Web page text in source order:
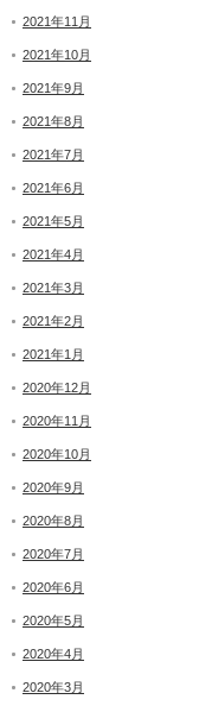
2021年11月
2021年10月
2021年9月
2021年8月
2021年7月
2021年6月
2021年5月
2021年4月
2021年3月
2021年2月
2021年1月
2020年12月
2020年11月
2020年10月
2020年9月
2020年8月
2020年7月
2020年6月
2020年5月
2020年4月
2020年3月